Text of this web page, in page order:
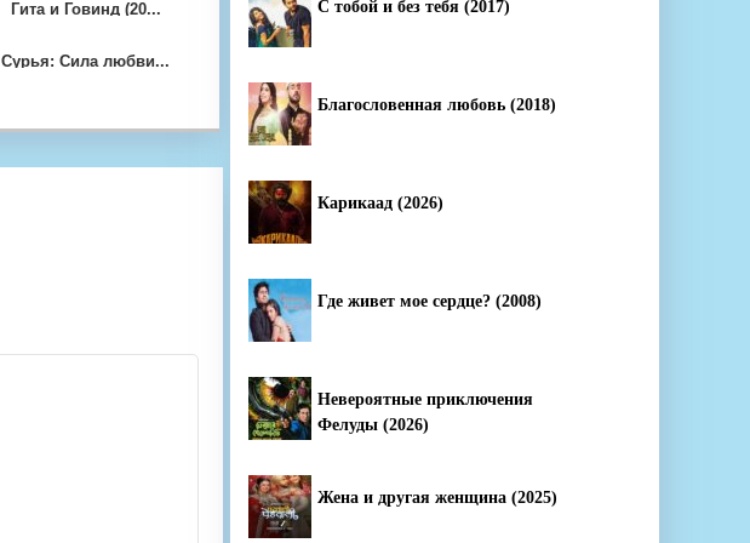
Гита и Говинд (20...
Сурья: Сила любви...
С тобой и без тебя (2017)
Благословенная любовь (2018)
Карикаад (2026)
Где живет мое сердце? (2008)
Невероятные приключения
Фелуды (2026)
Жена и другая женщина (2025)